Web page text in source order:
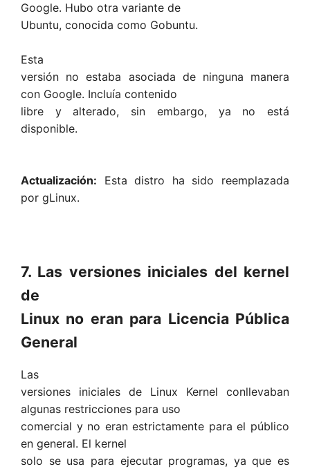
Google. Hubo otra variante de
Ubuntu, conocida como Gobuntu.
Esta
versión no estaba asociada de ninguna manera
con Google. Incluía contenido
libre y alterado, sin embargo, ya no está
disponible.
Actualización: Esta distro ha sido reemplazada
por gLinux.
7. Las versiones iniciales del kernel
de
Linux no eran para Licencia Pública
General
Las
versiones iniciales de Linux Kernel conllevaban
algunas restricciones para uso
comercial y no eran estrictamente para el público
en general. El kernel
solo se usa para ejecutar programas, ya que es